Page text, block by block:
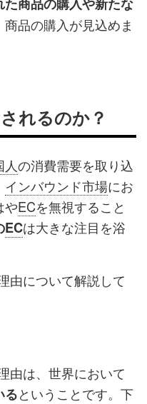
品の購入が見込めま
れるのか？
の消費需要を取り込
インバウンド市場にお
やECを無視すること
ECは大きな注目を浴
由について解説して
由は、世界において
るということです。下